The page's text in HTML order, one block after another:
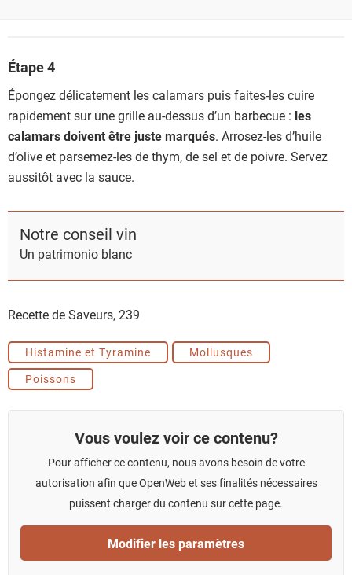
Étape 4
Épongez délicatement les calamars puis faites-les cuire
rapidement sur une grille au-dessus d’un barbecue : les
calamars doivent être juste marqués. Arrosez-les d’huile
d’olive et parsemez-les de thym, de sel et de poivre. Servez
aussitôt avec la sauce.
Notre conseil vin
Un patrimonio blanc
Recette de Saveurs,239
Histamine et Tyramine
Mollusques
Poissons
Vous voulez voir ce contenu?
Pour afficher ce contenu, nous avons besoin de votre
autorisation afin que OpenWeb et ses finalités nécessaires
puissent charger du contenu sur cette page.
Modifier les paramètres